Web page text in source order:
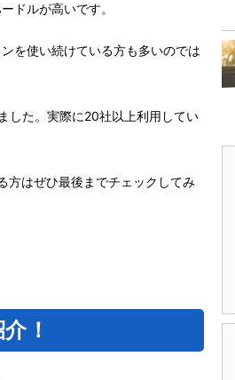
ドルが高いです。
を使い続けている方も多いのでは
した。実際に20社以上利用してい
方はぜひ最後までチェックしてみ
！